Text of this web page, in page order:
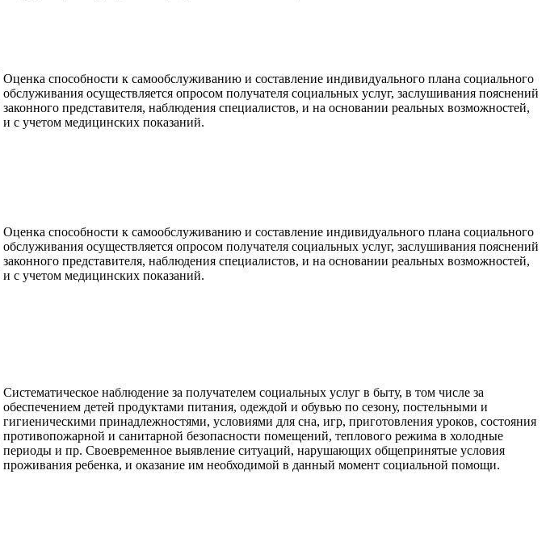
Оценка способности к самообслуживанию и составление индивидуального плана социального
обслуживания осуществляется опросом получателя социальных услуг, заслушивания пояснений
законного представителя, наблюдения специалистов, и на основании реальных возможностей,
и с учетом медицинских показаний.
Оценка способности к самообслуживанию и составление индивидуального плана социального
обслуживания осуществляется опросом получателя социальных услуг, заслушивания пояснений
законного представителя, наблюдения специалистов, и на основании реальных возможностей,
и с учетом медицинских показаний.
Систематическое наблюдение за получателем социальных услуг в быту, в том числе за
обеспечением детей продуктами питания, одеждой и обувью по сезону, постельными и
гигиеническими принадлежностями, условиями для сна, игр, приготовления уроков, состояния
противопожарной и санитарной безопасности помещений, теплового режима в холодные
периоды и пр. Своевременное выявление ситуаций, нарушающих общепринятые условия
проживания ребенка, и оказание им необходимой в данный момент социальной помощи.